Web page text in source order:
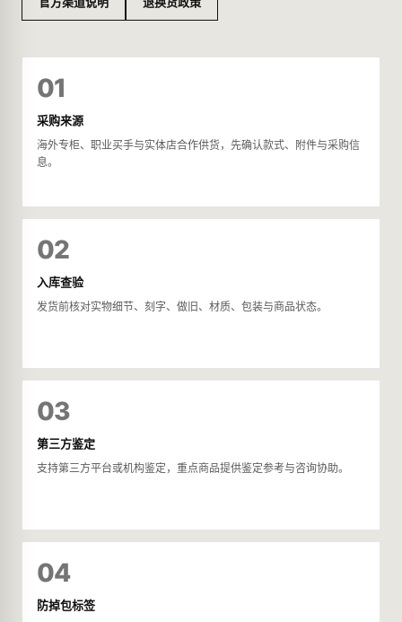
01
采购来源
海外专柜、职业买手与实体店合作供货，先确认款式、附件与采购信
息。
02
入库查验
发货前核对实物细节、刻字、做旧、材质、包装与商品状态。
03
第三方鉴定
支持第三方平台或机构鉴定，重点商品提供鉴定参考与咨询协助。
04
防掉包标签